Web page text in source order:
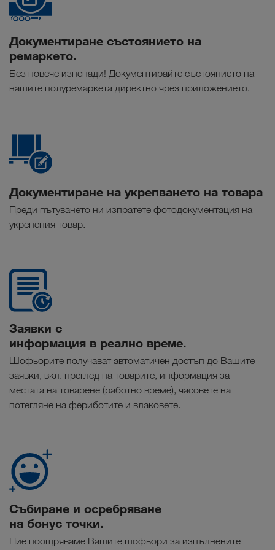
Документиране състоянието на
ремаркето.
Без повече изненади! Документирайте състоянието на
нашите полуремаркета директно чрез приложението.
Документиране на укрепването на товара
Преди пътуването ни изпратете фотодокументация на
укрепения товар.
Заявки с
информация в реално време.
Шофьорите получават автоматичен достъп до Вашите
заявки, вкл. преглед на товарите, информация за
местата на товарене (работно време), часовете на
потегляне на фериботите и влаковете.
Събиране и осребряване
на бонус точки.
Ние поощряваме Вашите шофьори за изпълнените